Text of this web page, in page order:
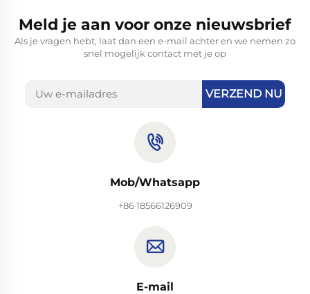
Meld je aan voor onze nieuwsbrief
Als je vragen hebt, laat dan een e-mail achter en we nemen zo
snel mogelijk contact met je op
VERZEND NU
Mob/Whatsapp
+86 18566126909
E-mail